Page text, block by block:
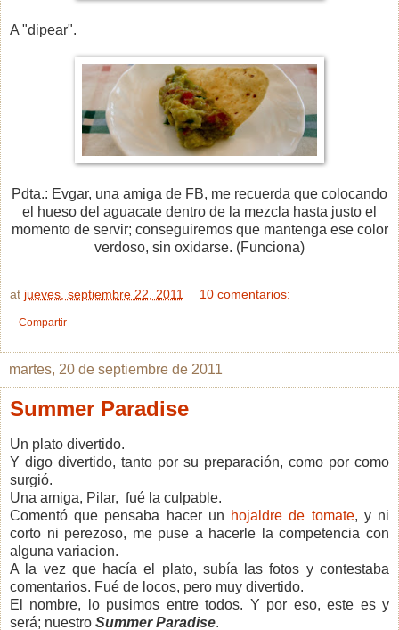
A "dipear".
Pdta.: Evgar, una amiga de FB, me recuerda que colocando
el hueso del aguacate dentro de la mezcla hasta justo el
momento de servir; conseguiremos que mantenga ese color
verdoso, sin oxidarse. (Funciona)
at jueves, septiembre 22, 2011 10 comentarios:
Compartir
martes, 20 de septiembre de 2011
Summer Paradise
Un plato divertido.
Y digo divertido, tanto por su preparación, como por como
surgió.
Una amiga, Pilar, fué la culpable.
Comentó que pensaba hacer un hojaldre de tomate, y ni
corto ni perezoso, me puse a hacerle la competencia con
alguna variacion.
A la vez que hacía el plato, subía las fotos y contestaba
comentarios. Fué de locos, pero muy divertido.
El nombre, lo pusimos entre todos. Y por eso, este es y
será; nuestro Summer Paradise.